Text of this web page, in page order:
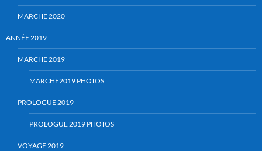
MARCHE 2020
ANNÉE 2019
MARCHE 2019
MARCHE2019 PHOTOS
PROLOGUE 2019
PROLOGUE 2019 PHOTOS
VOYAGE 2019